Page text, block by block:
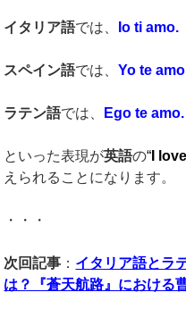
イタリア語では、 Io ti amo.
スペイン語では、Yo te amo
ラテン語では、 Ego te amo.
といった表現が英語の“ I
えられることになります。
・・・
次回記事 ： イタリア語とラ
は？『蒼天航路』における